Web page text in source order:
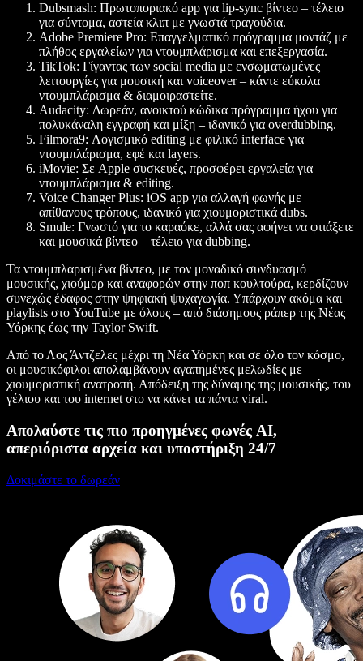
Dubsmash: Πρωτοποριακό app για lip-sync βίντεο – τέλειο
για σύντομα, αστεία κλιπ με γνωστά τραγούδια.
Adobe Premiere Pro: Επαγγελματικό πρόγραμμα μοντάζ με
πλήθος εργαλείων για ντουμπλάρισμα και επεξεργασία.
TikTok: Γίγαντας των social media με ενσωματωμένες
λειτουργίες για μουσική και voiceover – κάντε εύκολα
ντουμπλάρισμα & διαμοιραστείτε.
Audacity: Δωρεάν, ανοικτού κώδικα πρόγραμμα ήχου για
πολυκάναλη εγγραφή και μίξη – ιδανικό για overdubbing.
Filmora9: Λογισμικό editing με φιλικό interface για
ντουμπλάρισμα, εφέ και layers.
iMovie: Σε Apple συσκευές, προσφέρει εργαλεία για
ντουμπλάρισμα & editing.
Voice Changer Plus: iOS app για αλλαγή φωνής με
απίθανους τρόπους, ιδανικό για χιουμοριστικά dubs.
Smule: Γνωστό για το καραόκε, αλλά σας αφήνει να φτιάξετε
και μουσικά βίντεο – τέλειο για dubbing.
Τα ντουμπλαρισμένα βίντεο, με τον μοναδικό συνδυασμό
μουσικής, χιούμορ και αναφορών στην ποπ κουλτούρα, κερδίζουν
συνεχώς έδαφος στην ψηφιακή ψυχαγωγία. Υπάρχουν ακόμα και
playlists στο YouTube με όλους – από διάσημους ράπερ της Νέας
Υόρκης έως την Taylor Swift.
Από το Λος Άντζελες μέχρι τη Νέα Υόρκη και σε όλο τον κόσμο,
οι μουσικόφιλοι απολαμβάνουν αγαπημένες μελωδίες με
χιουμοριστική ανατροπή. Απόδειξη της δύναμης της μουσικής, του
γέλιου και του internet στο να κάνει τα πάντα viral.
Απολαύστε τις πιο προηγμένες φωνές AI,
απεριόριστα αρχεία και υποστήριξη 24/7
Δοκιμάστε το δωρεάν